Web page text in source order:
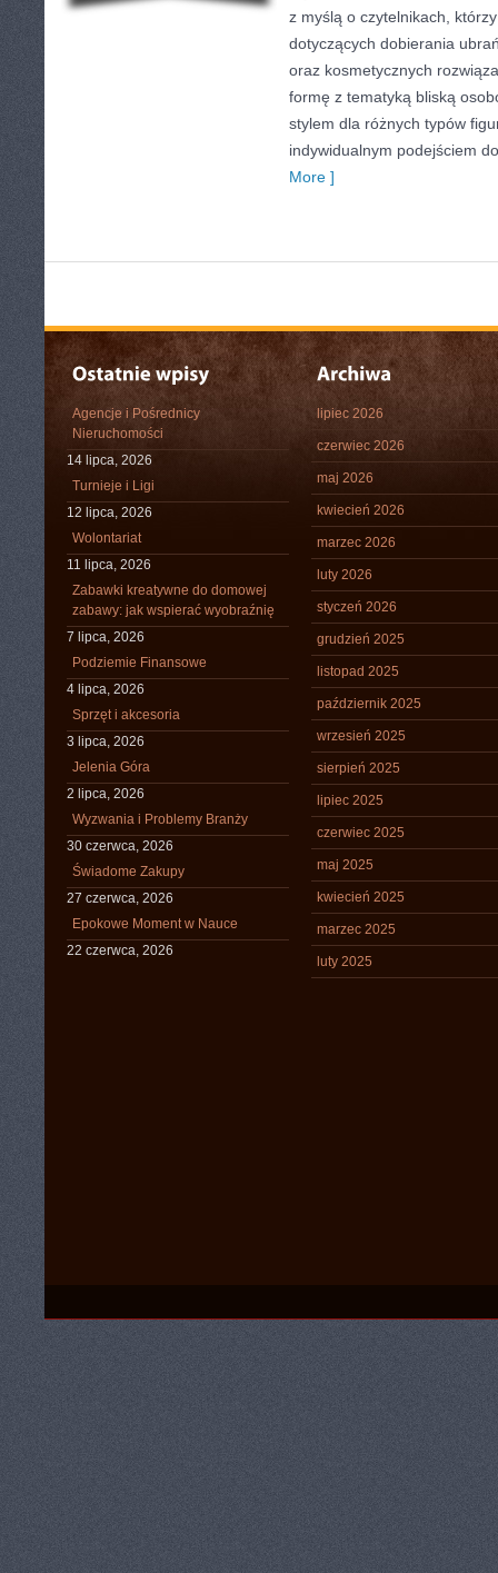
z myślą o czytelnikach,
dotyczących dobierania
oraz kosmetycznych
formę z tematyką bliską
stylem dla różnych typów
indywidualnym podejściem
More ]
Agencje i Pośrednicy
Nieruchomości
14 lipca, 2026
Turnieje i Ligi
12 lipca, 2026
Wolontariat
11 lipca, 2026
Zabawki kreatywne do domowej
zabawy: jak wspierać wyobraźnię
7 lipca, 2026
Podziemie Finansowe
4 lipca, 2026
Sprzęt i akcesoria
3 lipca, 2026
Jelenia Góra
2 lipca, 2026
Wyzwania i Problemy Branży
30 czerwca, 2026
Świadome Zakupy
27 czerwca, 2026
Epokowe Moment w Nauce
22 czerwca, 2026
lipiec 2026
czerwiec 2026
maj 2026
kwiecień 2026
marzec 2026
luty 2026
styczeń 2026
grudzień 2025
listopad 2025
październik 2025
wrzesień 2025
sierpień 2025
lipiec 2025
czerwiec 2025
maj 2025
kwiecień 2025
marzec 2025
luty 2025